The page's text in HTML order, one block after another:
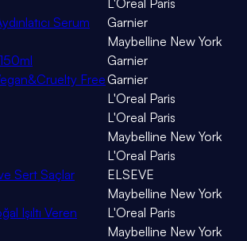
L'Oreal Paris
Serum Garnier
Maybelline New York
Garnier
FreeGarnier
L'Oreal Paris
L'Oreal Paris
Maybelline New York
L'Oreal Paris
Sert Saçlar ELSEVE
Maybelline New York
Işıltı Veren L'Oreal Paris
Maybelline New York